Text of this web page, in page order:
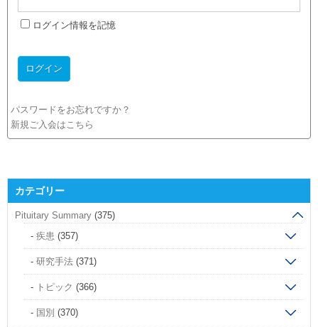
ログイン情報を記憶
パスワードをお忘れですか？
新規ご入会はこちら
カテゴリー
Pituitary Summary (375)
疾患 (357)
研究手法 (371)
トピック (366)
国別 (370)